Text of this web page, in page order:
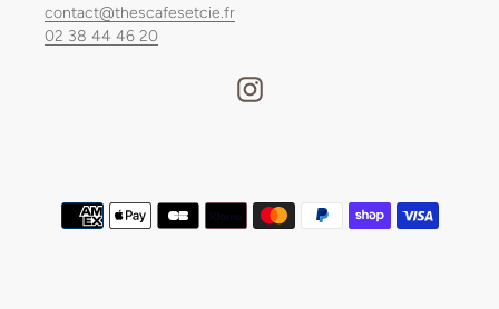
contact@thescafesetcie.fr
02 38 44 46 20
Instagram
Moyens
de